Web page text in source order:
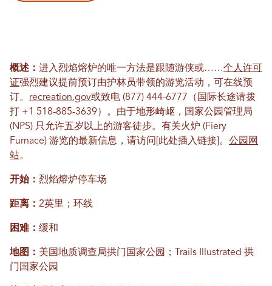
概述： 进入烈焰熔炉的唯一方法是跟随游侠或……个人许可
证强烈建议提前预订由护林员带领的游览活动，可在线预
订。 recreation.gov或致电 (877) 444-6777（国际长途请拨
打 +1 518-885-3639）。由于地形崎岖，国家公园管理局
(NPS) 只允许五岁以上的游客徒步。有关火炉 (Fiery
Furnace) 游览的最新信息，请访问[此处插入链接]。 公园网
站。
开始： 烈焰熔炉停车场
距离： 2英里；环线
困难： 缓和
地图： 美国地质调查局拱门国家公园；Trails Illustrated 拱
门国家公园